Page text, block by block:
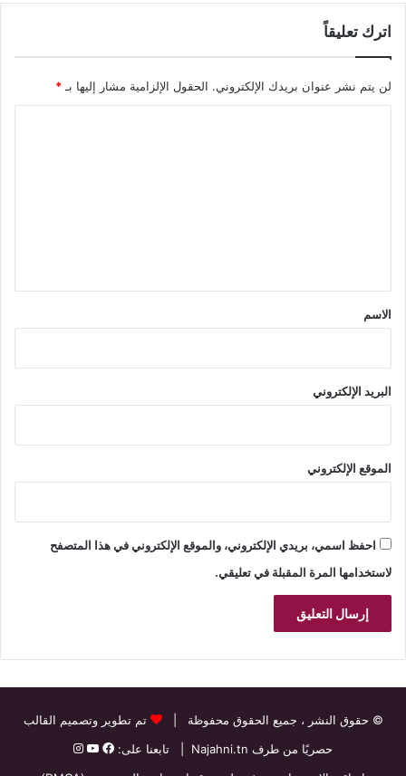
اترك تعليقاً
لن يتم نشر عنوان بريدك الإلكتروني. الحقول الإلزامية مشار إليها بـ *
*
الاسم
البريد الإلكتروني
الموقع الإلكتروني
احفظ اسمي، بريدي الإلكتروني، والموقع الإلكتروني في هذا المتصفح
لاستخدامها المرة المقبلة في تعليقي.
© حقوق النشر ، جميع الحقوق محفوظة |
تم تطوير وتصميم القالب
حصريًا من طرف Najahni.tn | تابعنا على: